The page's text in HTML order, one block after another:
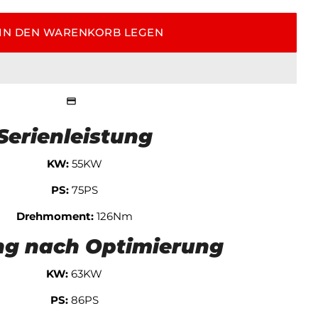
IN DEN WARENKORB LEGEN
KW: 55KW
PS: 75PS
Drehmoment: 126Nm
nach Optimierung
KW: 63KW
PS: 86PS